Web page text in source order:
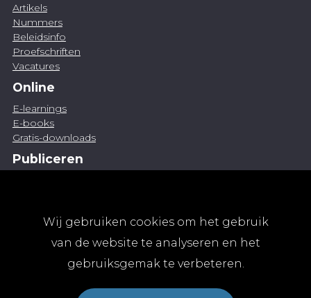
Wij gebruiken cookies om het gebruik
van de website te analyseren en het
gebruiksgemak te verbeteren.
Artikels
Nummers
Beleidsinfo
Proefschriften
Vacatures
Online
E-learnings
E-books
Gratis-downloads
Publiceren
Abonnementen
Algemene abonnementsvoorwaarden